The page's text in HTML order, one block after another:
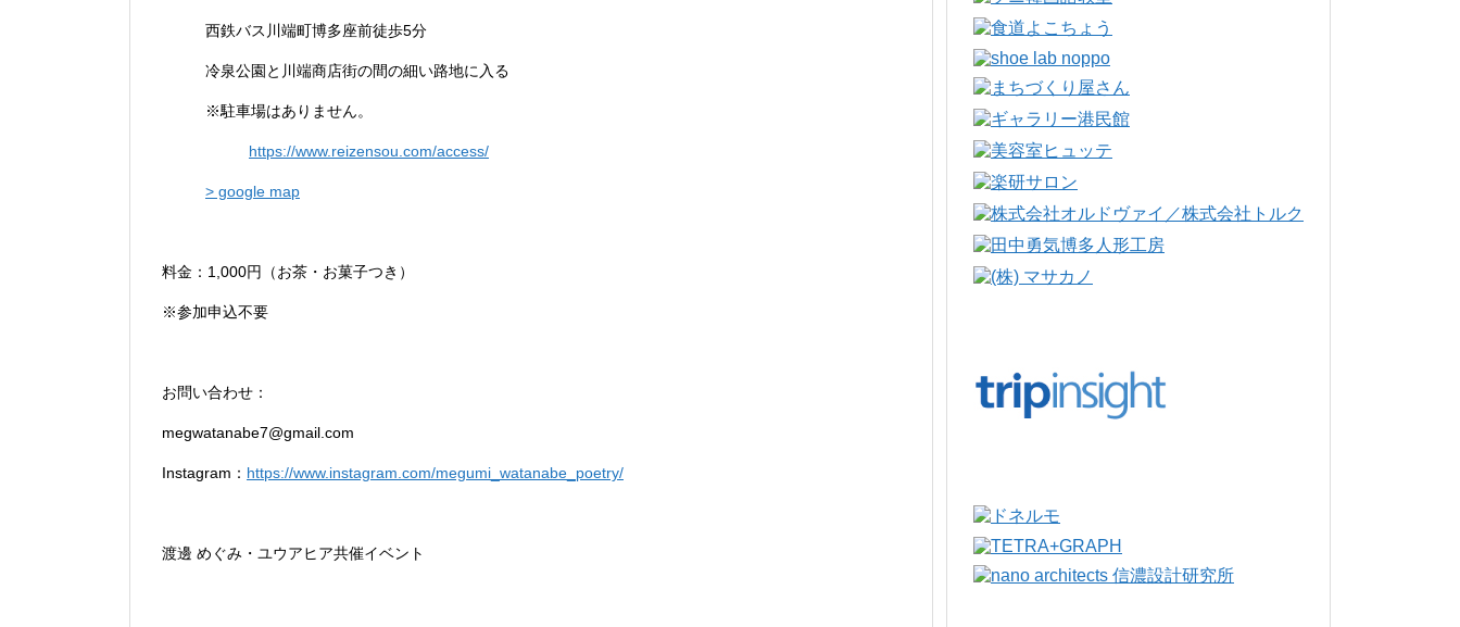
西鉄バス川端町博多座前徒歩5分
冷泉公園と川端商店街の間の細い路地に入る
※駐車場はありません。
https://www.reizensou.com/access/
> google map
料金：1,000円（お茶・お菓子つき）
※参加申込不要
お問い合わせ：
megwatanabe7@gmail.com
Instagram： https://www.instagram.com/megumi_watanabe_poetry/
渡邊 めぐみ・ユウアヒア共催イベント